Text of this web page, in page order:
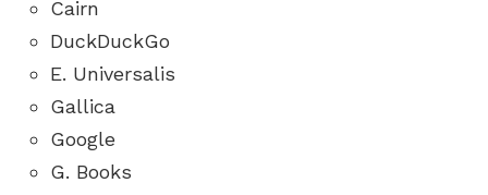
Cairn
DuckDuckGo
E. Universalis
Gallica
Google
G. Books